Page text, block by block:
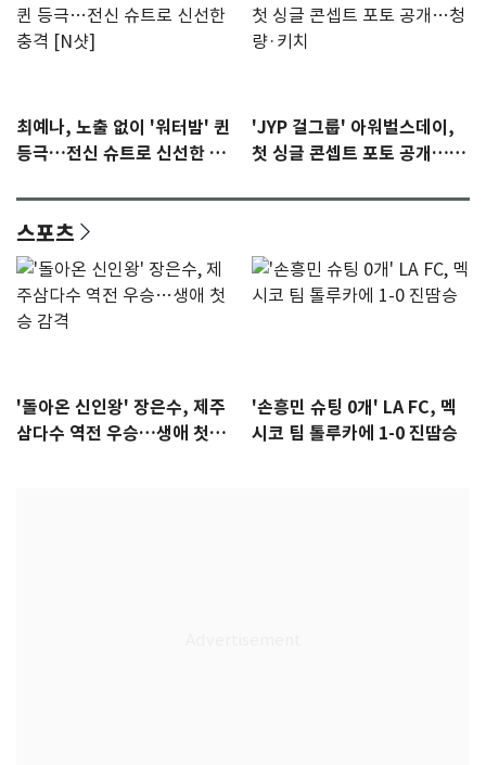
최예나, 노출 없이 '워터밤' 퀸
등극…전신 슈트로 신선한 충
'JYP 걸그룹' 아워벌스데이,
첫 싱글 콘셉트 포토 공개…청
스포츠
'돌아온 신인왕' 장은수, 제주
삼다수 역전 우승…생애 첫승
'손흥민 슈팅 0개' LA FC, 멕
시코 팀 톨루카에 1-0 진땀승